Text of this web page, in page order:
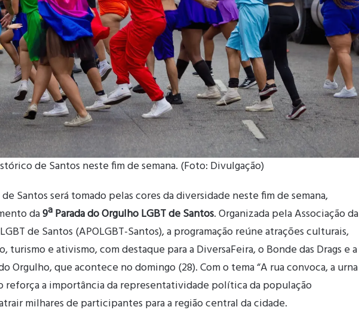
de Santos neste fim de semana. (Foto: Divulgação)
Santos será tomado pelas cores da diversidade neste fim de semana,
da9ª Parada do Orgulho LGBT de Santos. Organizada pela Associação da
de Santos (APOLGBT-Santos), a programação reúne atrações culturais,
turismo e ativismo, com destaque para a DiversaFeira, o Bonde das Drags e a
Orgulho, que acontece no domingo (28). Com o tema “A rua convoca, a urna
reforça a importância da representatividade política da população
milhares de participantes para a região central da cidade.